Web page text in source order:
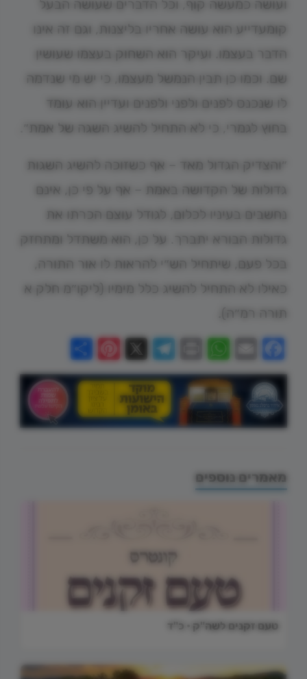
ועושה כמעשה קוף, וכל הדברים שעושה הבעל
קומעדייע הוא עושה אחריו בליצנות, וגם זה אינו
הדבר בעצמו. ועיקר הוא השחוק בעצמו שעושין
שם. וכמו כן תבין הנמשל מעצמו, כי יש מי שנדמה
לו שנכנס לפנים ולפני ולפנים ועדיין הוא עומד
בחוץ לגמרי, כי לא התחיל להשיג השגה של אמת״.
״והצדיק הגדול מאד – אף כשזוכה להשיג השגות
גדולות של הקדושה באמת – אף על פי כן, אינם
נחשבים בעיניו לכלום, לגודל עוצם הכרתו את
גדולות הבורא יתברך. על כן, הוא משתדל ומתחזק
בכל פעם, שיתחיל הש״י להראות לו אור התורה,
כאילו לא התחיל להשיג כלל מימיו (ליקו״מ חלק א
תורה רמ״ה).
Facebook
WhatsApp
Print
Telegram
Pinterest
מאמרים נוספים
טעם זקנים לשה"ק • כ"ד